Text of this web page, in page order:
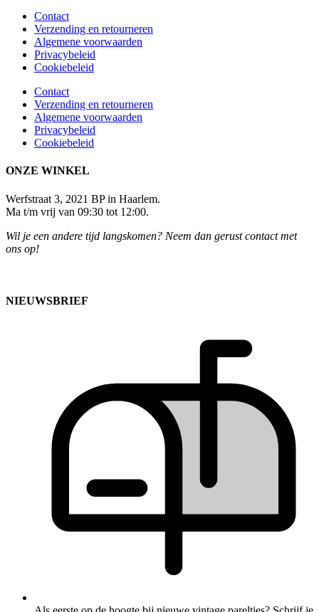
Contact
Verzending en retourneren
Algemene voorwaarden
Privacybeleid
Cookiebeleid
Contact
Verzending en retourneren
Algemene voorwaarden
Privacybeleid
Cookiebeleid
ONZE WINKEL
Werfstraat 3, 2021 BP in Haarlem.
Ma t/m vrij van 09:30 tot 12:00.
Wil je een andere tijd langskomen? Neem dan gerust contact met
ons op!
NIEUWSBRIEF